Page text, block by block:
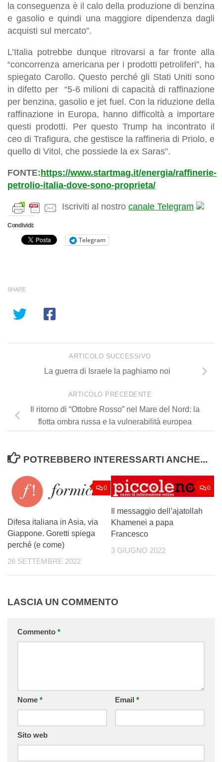
la conseguenza è il calo della produzione di benzina
e gasolio e quindi una maggiore dipendenza dagli
acquisti sul mercato”.
L’Italia potrebbe dunque ritrovarsi a far fronte alla
“concorrenza americana per i prodotti petroliferi”, ha
spiegato Carollo. Questo perché gli Stati Uniti sono
in difetto per “5-6 milioni di capacità di raffinazione
per benzina, gasolio e jet fuel. Con la riduzione della
raffinazione in Europa, hanno difficoltà a importare
questi prodotti. Per questo Trump ha incontrato il
ceo di Trafigura, che gestisce la raffineria di Priolo, e
quello di Vitol, che possiede la ex Saras”.
FONTE: https://www.startmag.it/energia/raffinerie-
petrolio-italia-dove-sono-proprieta/
Iscriviti al nostro canale Telegram
Condividi:
Telegram
SHARE
ARTICOLO SUCCESSIVO
La guerra di Israele la paghiamo noi
ARTICOLO PRECEDENTE
Il ritorno di “Ottobre Rosso” nel Mare del Nord: la
flotta ombra russa e la vulnerabilità europea
POTREBBERO INTERESSARTI ANCHE...
0
Difesa italiana in Asia, via
Giappone. Goretti spiega
perché (e come)
26 SETTEMBRE 2022
0
Il messaggio dell’ajatollah
Khamenei a papa
Francesco
3 GIUGNO 2022
LASCIA UN COMMENTO
Commento *
Nome * Email *
Sito web